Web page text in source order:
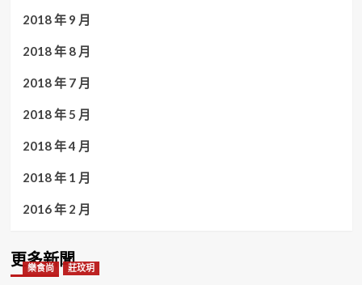
2018 年 9 月
2018 年 8 月
2018 年 7 月
2018 年 5 月
2018 年 4 月
2018 年 1 月
2016 年 2 月
更多新聞
樂食尚 莊玟玥